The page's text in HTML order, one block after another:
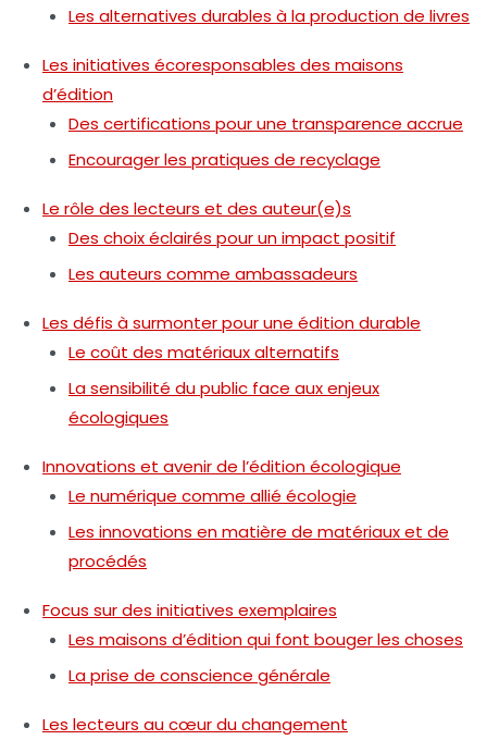
Les alternatives durables à la production de livres
Les initiatives écoresponsables des maisons
d’édition
Des certifications pour une transparence accrue
Encourager les pratiques de recyclage
Le rôle des lecteurs et des auteur(e)s
Des choix éclairés pour un impact positif
Les auteurs comme ambassadeurs
Les défis à surmonter pour une édition durable
Le coût des matériaux alternatifs
La sensibilité du public face aux enjeux
écologiques
Innovations et avenir de l’édition écologique
Le numérique comme allié écologie
Les innovations en matière de matériaux et de
procédés
Focus sur des initiatives exemplaires
Les maisons d’édition qui font bouger les choses
La prise de conscience générale
Les lecteurs au cœur du changement